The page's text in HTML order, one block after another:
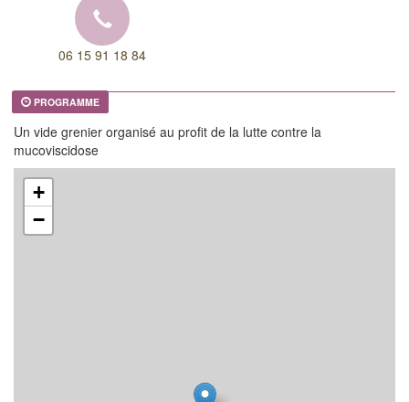
06 15 91 18 84
PROGRAMME
Un vide grenier organisé au profit de la lutte contre la
mucoviscidose
+
−